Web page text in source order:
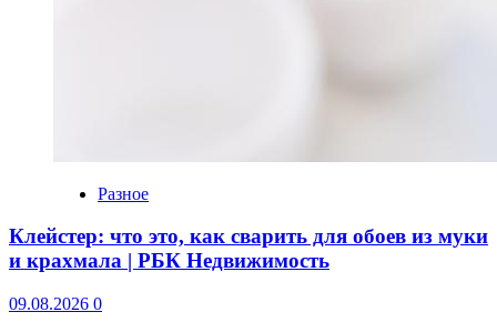
Разное
Клейстер: что это, как сварить для обоев из муки
и крахмала | РБК Недвижимость
09.08.2026 0